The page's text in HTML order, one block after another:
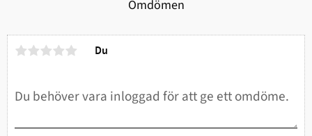
Omdömen
Du